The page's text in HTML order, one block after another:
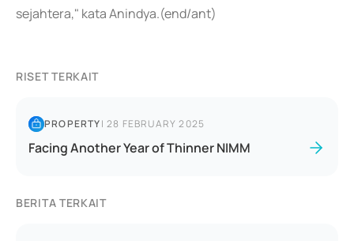
sejahtera," kata Anindya.(end/ant)
RISET TERKAIT
PROPERTY|28 FEBRUARY 2025
Facing Another Year of Thinner NIMM
BERITA TERKAIT